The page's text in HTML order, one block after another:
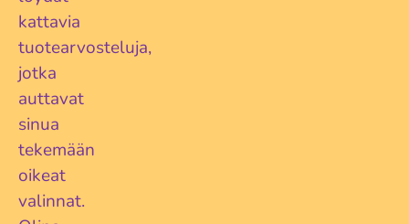
kattavia
tuotearvosteluja,
jotka
auttavat
sinua
tekemään
oikeat
valinnat.